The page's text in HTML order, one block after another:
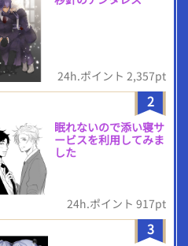
24h.ポイント 2,357pt
2
眠れないので添い寝サ
ービスを利用してみま
した
24h.ポイント 917pt
3